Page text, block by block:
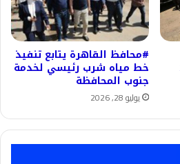
#محافظ القاهرة يتابع تنفيذ
خط مياه شرب رئيسي لخدمة
جنوب المحافظة
يوليو 28, 2026